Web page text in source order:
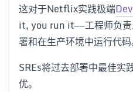
这对于Netflix实践极端
it, you run it——工程师负
署和在生产环境中运行代码
SREs将过去部署中最佳实
优。